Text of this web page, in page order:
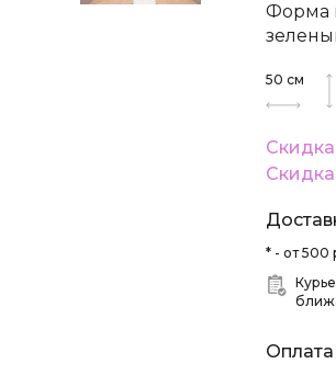
Форма
50 см
Скидка
Скидка
* - от
Оплата